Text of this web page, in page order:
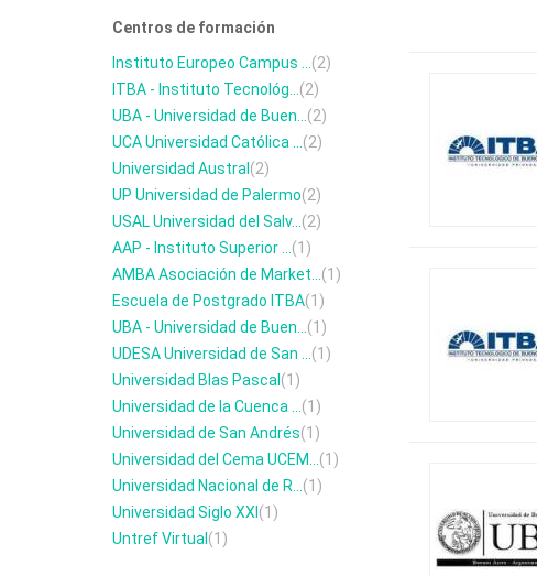
Centros de formación
Instituto Europeo Campus ... (2)
ITBA - Instituto Tecnológ... (2)
UBA - Universidad de Buen... (2)
UCA Universidad Católica ... (2)
Universidad Austral (2)
UP Universidad de Palermo(2)
USAL Universidad del Salv... (2)
AAP - Instituto Superior ... (1)
AMBA Asociación de Market... (1)
Escuela de Postgrado ITBA(1)
UBA - Universidad de Buen... (1)
UDESA Universidad de San ... (1)
Universidad Blas Pascal (1)
Universidad de la Cuenca ... (1)
Universidad de San Andrés(1)
Universidad del Cema UCEM... (1)
Universidad Nacional de R... (1)
Universidad Siglo XXI (1)
Untref Virtual (1)